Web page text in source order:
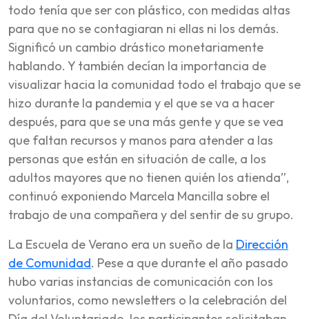
todo tenía que ser con plástico, con medidas altas
para que no se contagiaran ni ellas ni los demás.
Significó un cambio drástico monetariamente
hablando. Y también decían la importancia de
visualizar hacia la comunidad todo el trabajo que se
hizo durante la pandemia y el que se va a hacer
después, para que se una más gente y que se vea
que faltan recursos y manos para atender a las
personas que están en situación de calle, a los
adultos mayores que no tienen quién los atienda”,
continuó exponiendo Marcela Mancilla sobre el
trabajo de una compañera y del sentir de su grupo.
La Escuela de Verano era un sueño de la Dirección
de Comunidad. Pese a que durante el año pasado
hubo varias instancias de comunicación con los
voluntarios, como newsletters o la celebración del